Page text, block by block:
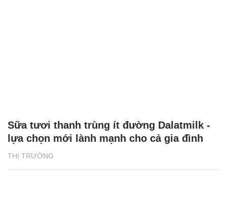
THỊ TRƯỜNG
Sữa tươi thanh trùng ít đường Dalatmilk -
lựa chọn mới lành mạnh cho cả gia đình